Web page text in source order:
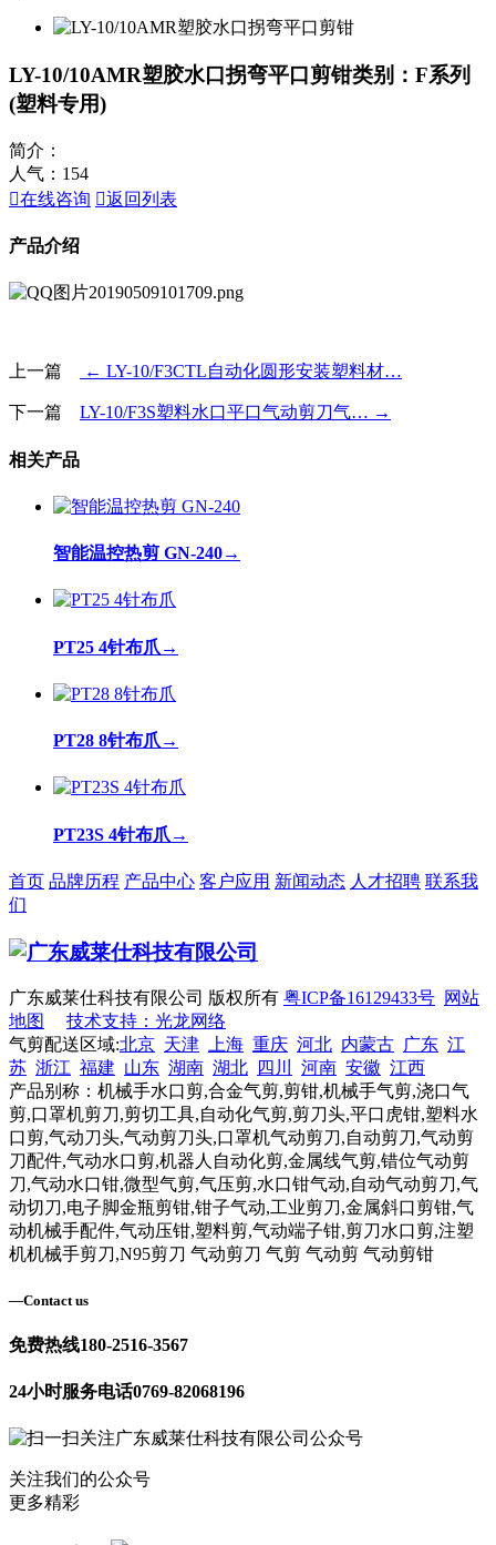
LY-10/10AMR塑胶水口拐弯平口剪钳类别：F系列
(塑料专用)
简介：
人气： 154
在线咨询 返回列表
产品介绍
上一篇 ← LY-10/F3CTL自动化圆形安装塑料材…
下一篇 LY-10/F3S塑料水口平口气动剪刀气… →
相关产品
智能温控热剪 GN-240→
PT25 4针布爪 →
PT28 8针布爪 →
PT23S 4针布爪 →
首页 品牌历程 产品中心 客户应用 新闻动态 人才招聘 联系我
们
广东威莱仕科技有限公司 版权所有 粤ICP备16129433号 网站
地图
技术支持：光龙网络
气剪配送区域:北京 天津 上海 重庆 河北 内蒙古 广东 江
苏 浙江 福建 山东 湖南 湖北 四川 河南 安徽 江西
产品别称：机械手水口剪,合金气剪,剪钳,机械手气剪,浇口气
剪,口罩机剪刀,剪切工具,自动化气剪,剪刀头,平口虎钳,塑料水
口剪,气动刀头,气动剪刀头,口罩机气动剪刀,自动剪刀,气动剪
刀配件,气动水口剪,机器人自动化剪,金属线气剪,错位气动剪
刀,气动水口钳,微型气剪,气压剪,水口钳气动,自动气动剪刀,气
动切刀,电子脚金瓶剪钳,钳子气动,工业剪刀,金属斜口剪钳,气
动机械手配件,气动压钳,塑料剪,气动端子钳,剪刀水口剪,注塑
机机械手剪刀,N95剪刀 气动剪刀 气剪 气动剪 气动剪钳
—Contact us
免费热线180-2516-3567
24小时服务电话0769-82068196
关注我们的公众号
更多精彩